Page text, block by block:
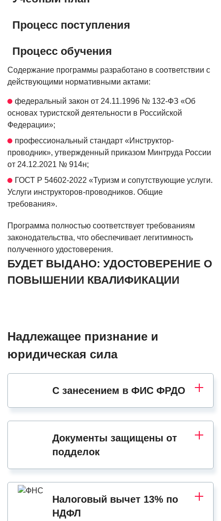
Содержание программы разработано в соответствии с
действующими нормативными актами:
федеральный закон от 24.11.1996 № 132-ФЗ «Об
основах туристской деятельности в Российской
Федерации»;
профессиональный стандарт «Инструктор-
проводник», утвержденный приказом Минтруда России
от 24.12.2021 № 914н;
ГОСТ Р 54602-2022 «Туризм и сопутствующие услуги.
Услуги инструкторов-проводников. Общие
требования».
Программа полностью соответствует требованиям
законодательства, что обеспечивает легитимность
полученного удостоверения.
Процесс поступления
Процесс обучения
БУДЕТ ВЫДАНО: УДОСТОВЕРЕНИЕ О
ПОВЫШЕНИИ КВАЛИФИКАЦИИ
Надлежащее признание и
юридическая сила
С занесением в ФИС ФРДО
Документы защищены от
подделок
Налоговый вычет 13% по
НДФЛ